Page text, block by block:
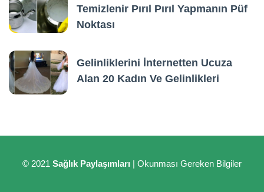
Temizlenir Pırıl Pırıl Yapmanın Püf
Noktası
Gelinliklerini İnternetten Ucuza
Alan 20 Kadın Ve Gelinlikleri
© 2021 Sağlık Paylaşımları | Okunması Gereken Bilgiler